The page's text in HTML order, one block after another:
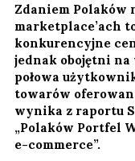
Zdaniem Polaków
marketplace’ach
konkurencyjne
jednak obojętni
połowa
towarów
wynika z raportu
„Polaków Portfel
e-commerce”.